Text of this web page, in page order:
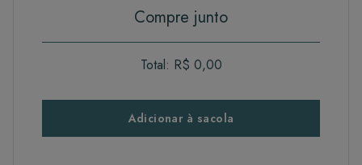
Compre junto
Total: R$ 0,00
Adicionar à sacola